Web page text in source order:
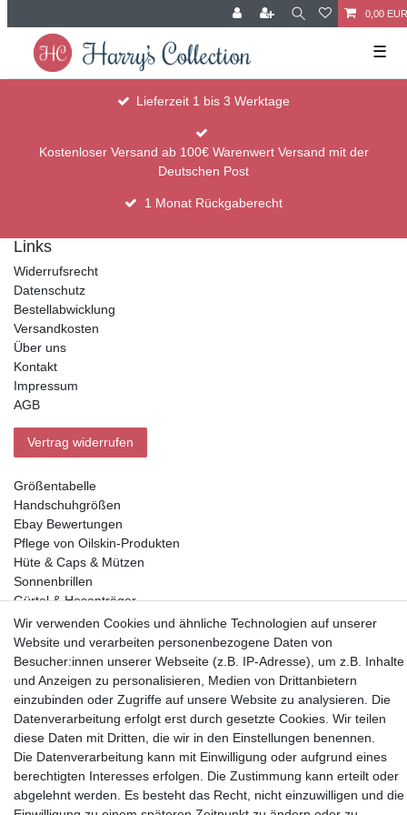
0,00 EUR
☰
Lieferzeit 1 bis 3 Werktage
Kostenloser Versand ab 100€ Warenwert Versand mit der
Deutschen Post
1 Monat Rückgaberecht
Links
Widerrufsrecht
Datenschutz
Bestellabwicklung
Versandkosten
Über uns
Kontakt
Impressum
AGB
Vertrag widerrufen
Größentabelle
Handschuhgrößen
Ebay Bewertungen
Pflege von Oilskin-Produkten
Hüte & Caps & Mützen
Sonnenbrillen
Gürtel & Hosenträger
Geldbörsen
Vorkasse, Abholung
Partner
Wir verwenden Cookies und ähnliche Technologien auf unserer
Website und verarbeiten personenbezogene Daten von
Besucher:innen unserer Webseite (z.B. IP-Adresse), um z.B. Inhalte
und Anzeigen zu personalisieren, Medien von Drittanbietern
einzubinden oder Zugriffe auf unsere Website zu analysieren. Die
Datenverarbeitung erfolgt erst durch gesetzte Cookies. Wir teilen
diese Daten mit Dritten, die wir in den Einstellungen benennen.
Die Datenverarbeitung kann mit Einwilligung oder aufgrund eines
berechtigten Interesses erfolgen. Die Zustimmung kann erteilt oder
abgelehnt werden. Es besteht das Recht, nicht einzuwilligen und die